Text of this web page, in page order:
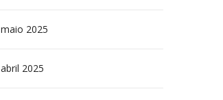
maio 2025
abril 2025